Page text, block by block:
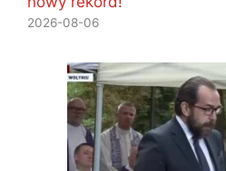
2026-08-06